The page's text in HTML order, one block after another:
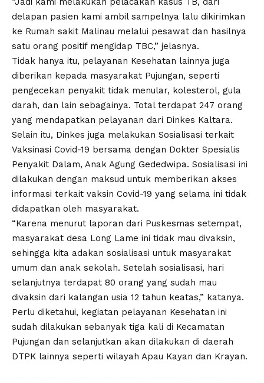
delapan pasien kami ambil sampelnya lalu dikirimkan
ke Rumah sakit Malinau melalui pesawat dan hasilnya
satu orang positif mengidap TBC,” jelasnya.
Tidak hanya itu, pelayanan Kesehatan lainnya juga
diberikan kepada masyarakat Pujungan, seperti
pengecekan penyakit tidak menular, kolesterol, gula
darah, dan lain sebagainya. Total terdapat 247 orang
yang mendapatkan pelayanan dari Dinkes Kaltara.
Selain itu, Dinkes juga melakukan Sosialisasi terkait
Vaksinasi Covid-19 bersama dengan Dokter Spesialis
Penyakit Dalam, Anak Agung Gededwipa. Sosialisasi ini
dilakukan dengan maksud untuk memberikan akses
informasi terkait vaksin Covid-19 yang selama ini tidak
didapatkan oleh masyarakat.
“Karena menurut laporan dari Puskesmas setempat,
masyarakat desa Long Lame ini tidak mau divaksin,
sehingga kita adakan sosialisasi untuk masyarakat
umum dan anak sekolah. Setelah sosialisasi, hari
selanjutnya terdapat 80 orang yang sudah mau
divaksin dari kalangan usia 12 tahun keatas,” katanya.
Perlu diketahui, kegiatan pelayanan Kesehatan ini
sudah dilakukan sebanyak tiga kali di Kecamatan
Pujungan dan selanjutkan akan dilakukan di daerah
DTPK lainnya seperti wilayah Apau Kayan dan Krayan.